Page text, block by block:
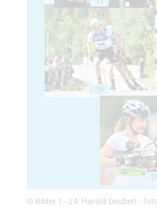
16
21
© Bilder 1 - 24: Harald Deubert -